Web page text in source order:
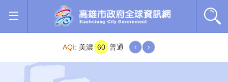
跳到主要內容區塊
AQI: 美濃 60 普通 ‹ ›